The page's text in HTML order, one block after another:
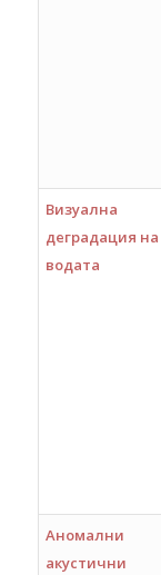
Визуална
деградация на
водата
Аномални
акустични